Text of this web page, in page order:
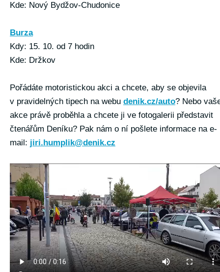
Kde: Nový Bydžov-Chudonice
Burza
Kdy: 15. 10. od 7 hodin
Kde: Držkov
Pořádáte motoristickou akci a chcete, aby se objevila
v pravidelných tipech na webu denik.cz/auto? Nebo
akce právě proběhla a chcete ji ve fotogalerii představit
čtenářům Deníku? Pak nám o ní pošlete informace na e-
mail: jiri.humplik@denik.cz